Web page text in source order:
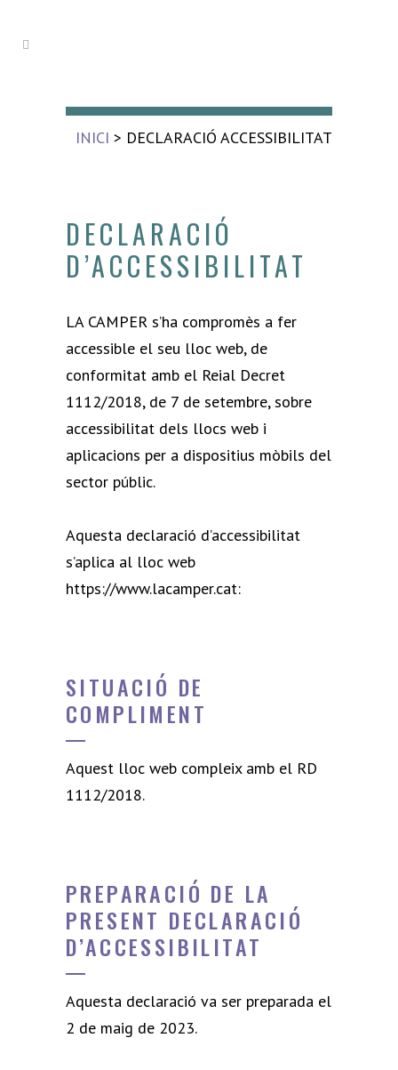
INICI > DECLARACIÓ ACCESSIBILITAT
DECLARACIÓ
D’ACCESSIBILITAT
LA CAMPER s’ha compromès a fer
accessible el seu lloc web, de
conformitat amb el Reial Decret
1112/2018, de 7 de setembre, sobre
accessibilitat dels llocs web i
aplicacions per a dispositius mòbils del
sector públic.
Aquesta declaració d’accessibilitat
s’aplica al lloc web
https://www.lacamper.cat:
SITUACIÓ DE
COMPLIMENT
Aquest lloc web compleix amb el RD
1112/2018.
PREPARACIÓ DE LA
PRESENT DECLARACIÓ
D’ACCESSIBILITAT
Aquesta declaració va ser preparada el
2 de maig de 2023.